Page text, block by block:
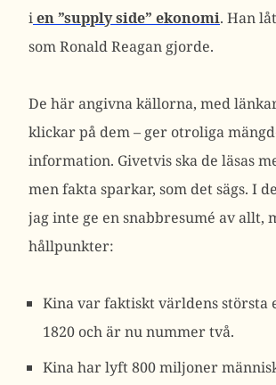
ien ”supply side” ekonomi. Han
som Ronald Reagan gjorde.
De här angivna källorna, med
klickar på dem – ger otroliga
information. Givetvis ska de läsas
men fakta sparkar, som det sägs. I
jag inte ge en snabbresumé av allt,
hållpunkter:
Kina var faktiskt världens största
1820 och är nu nummer två.
Kina har lyft 800 miljoner